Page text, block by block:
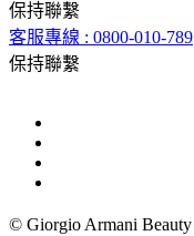
保持聯繫
客服專線 : 0800-010-789
保持聯繫
© Giorgio Armani Beauty